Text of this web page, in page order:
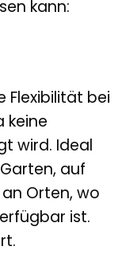
kann:
Flexibilität bei
keine
wird. Ideal
auf
Orten, wo
ist.